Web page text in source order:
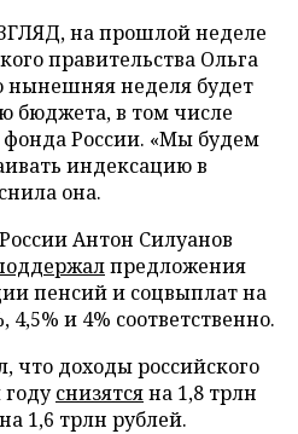
на прошлой неделе
правительства Ольга
нынешняя неделя будет
бюджета, в том числе
России. «Мы будем
индексацию в
она.
Антон Силуанов
предложения
пенсий и соцвыплат на
4,5% и 4% соответственно.
что доходы российского
снизятсяна 1,8 трлн
1,6 трлн рублей.